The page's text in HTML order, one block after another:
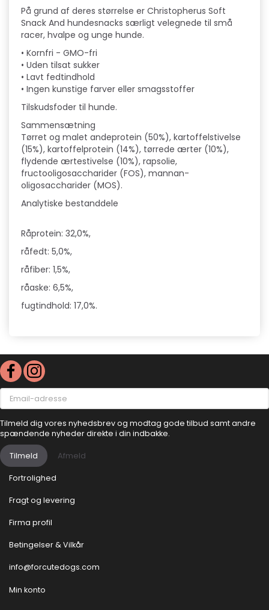
På grund af deres størrelse er Christopherus Soft
Snack And hundesnacks særligt velegnede til små
racer, hvalpe og unge hunde.
• Kornfri - GMO-fri
• Uden tilsat sukker
• Lavt fedtindhold
• Ingen kunstige farver eller smagsstoffer
Tilskudsfoder til hunde.
Sammensætning
Tørret og malet andeprotein (50%), kartoffelstivelse
(15%), kartoffelprotein (14%), tørrede ærter (10%),
flydende ærtestivelse (10%), rapsolie,
fructooligosaccharider (FOS), mannan-
oligosaccharider (MOS).
Analytiske bestanddele
Råprotein: 32,0%,
råfedt: 5,0%,
råfiber: 1,5%,
råaske: 6,5%,
fugtindhold: 17,0%.
Email-
adresse
Tilmeld dig vores nyhedsbrev og modtag gode tilbud samt andre
spændende nyheder direkte i din indbakke.
Tilmeld Afmeld
Fortrolighed
Fragt og levering
Firma profil
Betingelser & Vilkår
info@forcutedogs.com
Min konto